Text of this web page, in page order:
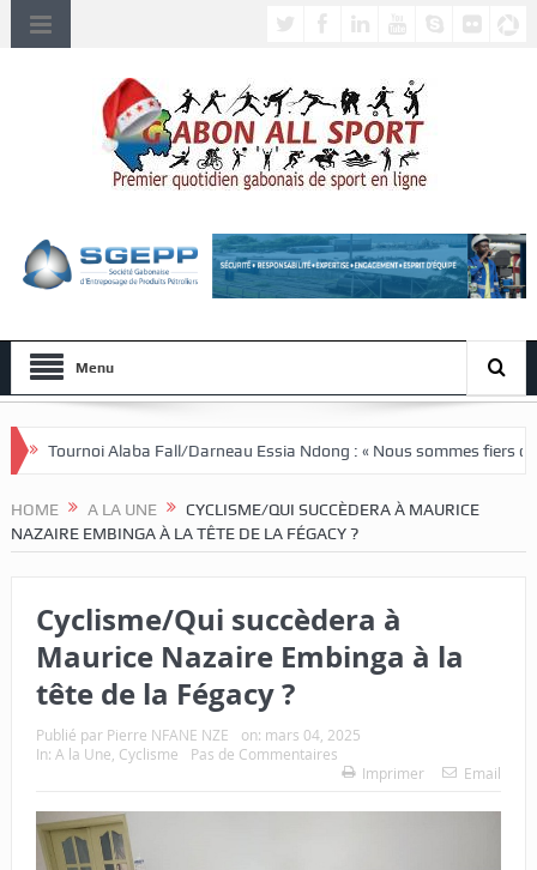
Menu
Fall/Darneau Essia Ndong : « Nous sommes fiers du parcours de
HOME A LA UNE
CYCLISME/QUI SUCCÈDERA À MAURICE
NAZAIRE EMBINGA À LA TÊTE DE LA FÉGACY ?
Cyclisme/Qui succèdera à
Maurice Nazaire Embinga à la
tête de la Fégacy ?
Publié par Pierre NFANE NZE on: mars 04, 2025
In: A la Une Cyclisme
Pas de Commentaires
Imprimer
Email